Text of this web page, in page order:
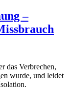
–
das Verbrechen,
wurde, und leidet